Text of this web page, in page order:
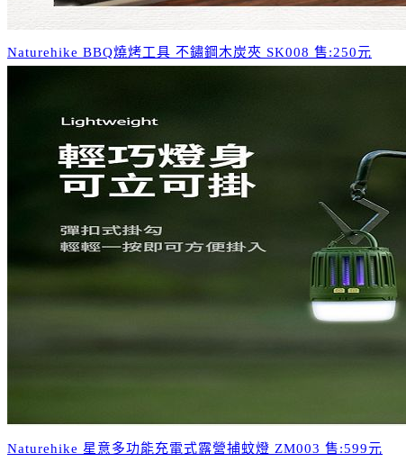
Naturehike BBQ燒烤工具 不鏽鋼木炭夾 SK008 售:250元
Naturehike 星意多功能充電式露營捕蚊燈 ZM003 售:599元